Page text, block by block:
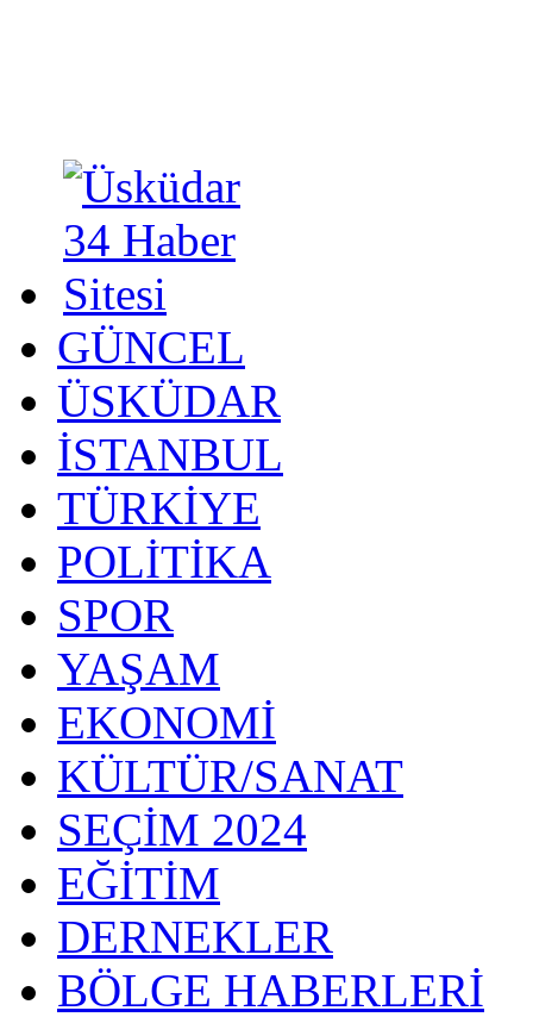
GÜNCEL
ÜSKÜDAR
İSTANBUL
TÜRKİYE
POLİTİKA
SPOR
YAŞAM
EKONOMİ
KÜLTÜR/SANAT
SEÇİM 2024
EĞİTİM
DERNEKLER
BÖLGE HABERLERİ